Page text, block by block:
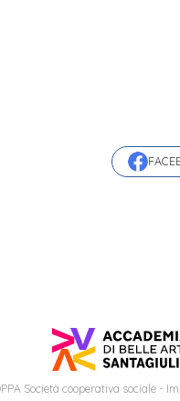
Società cooperativa sociale -